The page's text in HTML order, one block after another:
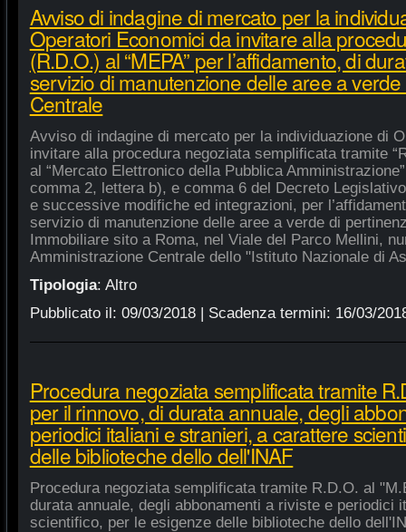
Avviso di indagine di mercato per la
Operatori Economici da invitare alla
(R.D.O.) al “MEPA” per l’affidamento, di
servizio di manutenzione delle aree a
Centrale
Avviso di indagine di mercato per la individuazione di
invitare alla procedura negoziata semplificata tramite
al “Mercato Elettronico della Pubblica
comma 2, lettera b), e comma 6 del Decreto
e successive modifiche ed integrazioni, per
servizio di manutenzione delle aree a verde di
Immobiliare sito a Roma, nel Viale del Parco Mellini,
Amministrazione Centrale dello "Istituto Nazionale di
Tipologia: Altro
Pubblicato il: 09/03/2018| Scadenza termini: 16/03/
Procedura negoziata semplificata tramite
per il rinnovo, di durata annuale, degli
periodici italiani e stranieri, a carattere
delle biblioteche dello dell'INAF
Procedura negoziata semplificata tramite R.D.O. al
durata annuale, degli abbonamenti a riviste e periodici
scientifico, per le esigenze delle biblioteche dello